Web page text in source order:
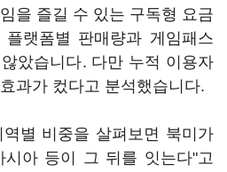
을 즐길 수 있는 구독형 요금
랫폼별 판매량과 게임패스
았습니다. 다만 누적 이용자
과가 컸다고 분석했습니다.
별 비중을 살펴보면 북미가
아 등이 그 뒤를 잇는다"고